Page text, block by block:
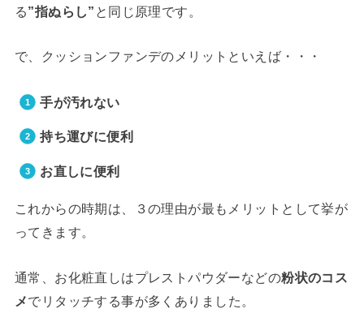
る”指ぬらし” と同じ原理です。
で、クッションファンデのメリットといえば・・・
手が汚れない
持ち運びに便利
お直しに便利
これからの時期は、３の理由が最もメリットとして挙が
ってきます。
通常、お化粧直しはプレストパウダーなどの粉状のコス
メでリタッチする事が多くありました。